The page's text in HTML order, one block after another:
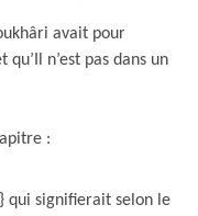
avait pour
n’est pas dans un
: